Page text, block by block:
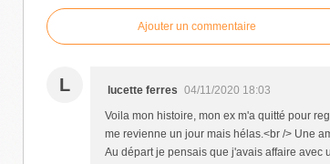
Ajouter un commentaire
L lucette ferres 04/11/2020 18:03
Voila mon histoire, mon ex m'a quitté pour
me revienne un jour mais hélas.<br /> Une
Au départ je pensais que j'avais affaire avec